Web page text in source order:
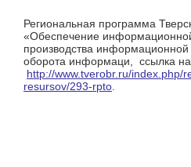
Региональная программа
«Обеспечение
производства
оборота информаци, ссылка
http://www.tverobr.ru/index.php/
resursov/293-rpto